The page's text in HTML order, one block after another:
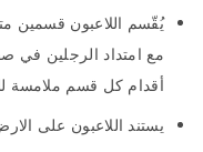
يُقّسم اللاعبون قسمين
مع امتداد الرجلين في
أقدام كل قسم ملامسة
يستند اللاعبون على